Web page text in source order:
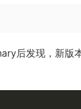
后发现，新版